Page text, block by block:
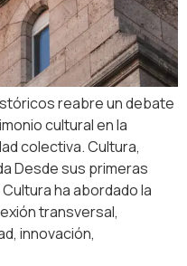
reabre un debate
cultural en la
colectiva. Cultura,
Desde sus primeras
ha abordado la
transversal,
innovación,